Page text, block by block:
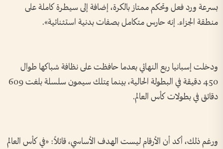
بسرعة ورد فعل وتحكم ممتاز بالكرة، إضافة إلى سيطرة كاملة على
منطقة الجزاء. إنه حارس متكامل بصفات بدنية استثنائية».
ودخلت إسبانيا ربع النهائي بعدما حافظت على نظافة شباكها طوال
450 دقيقة في البطولة الحالية، بينما يمتلك سيمون سلسلة بلغت 609
دقائق في بطولات كأس العالم.
ورغم ذلك، أكد أن الأرقام ليست الهدف الأساسي، قائلاً: «في كأس العالم